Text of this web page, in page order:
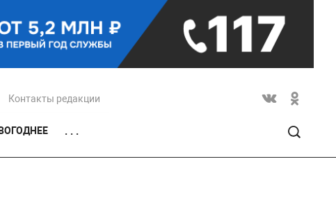
Контакты редакции
. . .